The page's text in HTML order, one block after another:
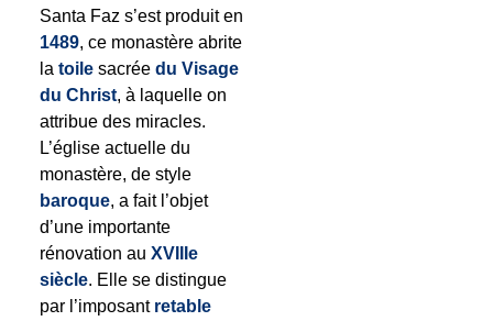
Santa Faz s’est produit en
1489, ce monastère abrite
la toilesacrée du Visage
du Christ, à laquelle on
attribue des miracles.
L’église actuelle du
monastère, de style
baroque, a fait l’objet
d’une importante
rénovation au XVIIIe
siècle. Elle se distingue
par l’imposant retable